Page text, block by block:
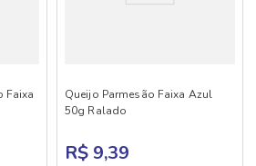
Faixa
Queijo Parmesão Faixa Azul
50g Ralado
R$ 9,39